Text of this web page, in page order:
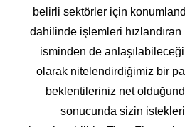
belirli sektörler için
dahilinde işlemleri
isminden de
olarak nitelendirdiğimiz bir
beklentileriniz net
sonucunda sizin